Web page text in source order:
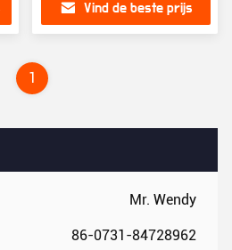
Mr. Wendy
86-0731-84728962
SIM7020GVind de beste prijs
1